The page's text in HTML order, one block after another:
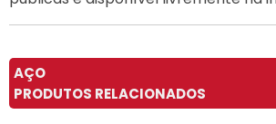
AÇO
PRODUTOS RELACIONADOS